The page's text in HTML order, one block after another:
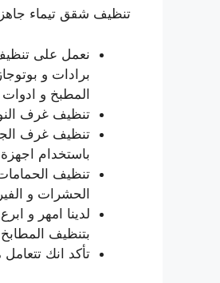
تنظيف شقق تيماء
نعمل على
برادات و
المطبخ و ادوات
تنظيف غرف
تنظيف غرف
باستخدام
تنظيف
الحشرات و
لدينا امهر و
بتنظيف
تأكد انك